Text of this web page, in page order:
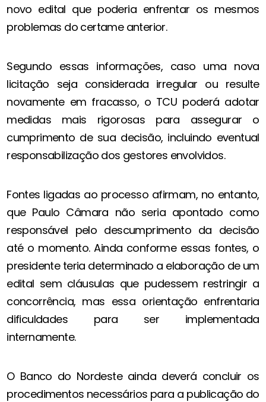
novo edital que poderia enfrentar os mesmos
problemas do certame anterior.
Segundo essas informações, caso uma nova
licitação seja considerada irregular ou resulte
novamente em fracasso, o TCU poderá adotar
medidas mais rigorosas para assegurar o
cumprimento de sua decisão, incluindo eventual
responsabilização dos gestores envolvidos.
Fontes ligadas ao processo afirmam, no entanto,
que Paulo Câmara não seria apontado como
responsável pelo descumprimento da decisão
até o momento. Ainda conforme essas fontes, o
presidente teria determinado a elaboração de um
edital sem cláusulas que pudessem restringir a
concorrência, mas essa orientação enfrentaria
dificuldades para ser implementada
internamente.
O Banco do Nordeste ainda deverá concluir os
procedimentos necessários para a publicação do